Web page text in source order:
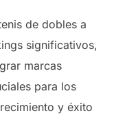
de dobles a
significativos,
marcas
para los
y éxito